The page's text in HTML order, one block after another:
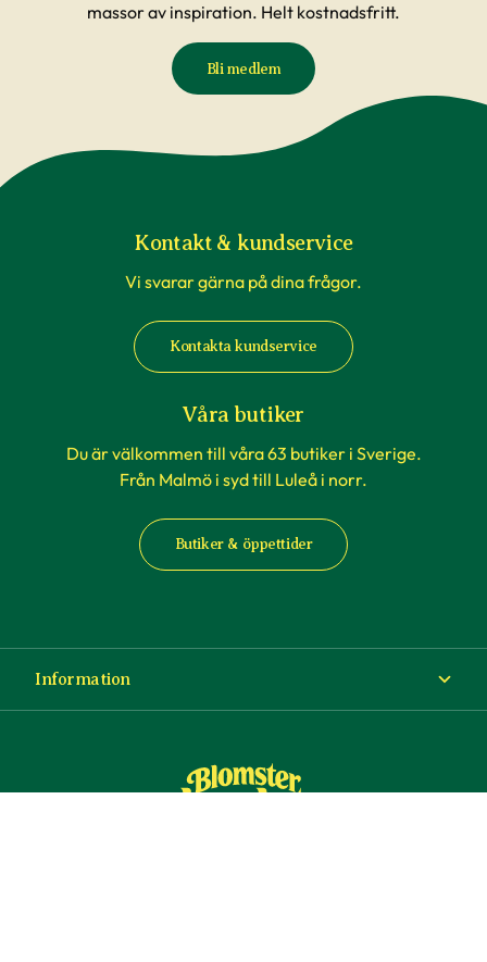
massor av inspiration. Helt kostnadsfritt.
Bli medlem
Kontakt & kundservice
Vi svarar gärna på dina frågor.
Kontakta kundservice
Våra butiker
Du är välkommen till våra 63 butiker i Sverige.
Från Malmö i syd till Luleå i norr.
Butiker & öppettider
Information
Köp- och leveransvillkor